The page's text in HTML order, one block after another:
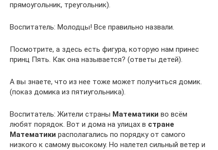
прямоугольник, треугольник).
Воспитатель: Молодцы! Все правильно назвали.
Посмотрите, а здесь есть фигура, которую нам принес
принц Пять. Как она называется? (ответы детей).
А вы знаете, что из нее тоже может получиться домик.
(показ домика из пятиугольника).
Воспитатель: Жители страны Математики во всём
любят порядок. Вот и дома на улицах в стране
Математики располагались по порядку от самого
низкого к самому высокому. Но налетел сильный ветер и